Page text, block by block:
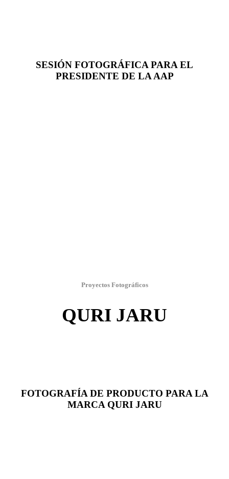
SESIÓN FOTOGRÁFICA PARA EL
PRESIDENTE DE LA AAP
Proyectos Fotográficos
QURI JARU
FOTOGRAFÍA DE PRODUCTO PARA LA
MARCA QURI JARU